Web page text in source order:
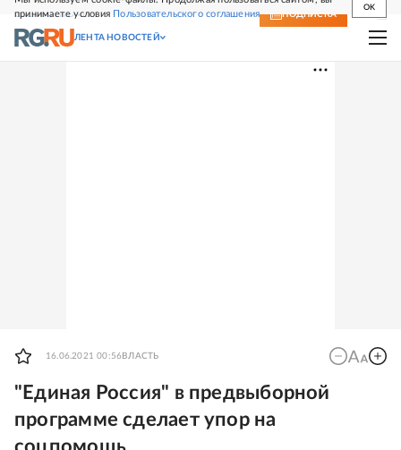
принимаете условия Пользовательского соглашения
OK
СВЕЖИЙ НОМЕР ПОДПИСКА
ЛЕНТА НОВОСТЕЙ
16.06.2021 00:56 ВЛАСТЬ
"Единая Россия" в предвыборной
программе сделает упор на